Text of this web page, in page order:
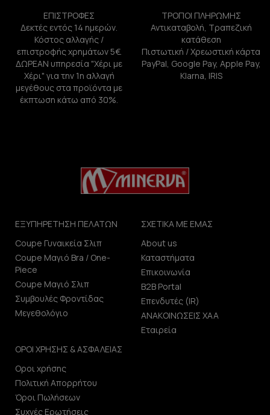
ΕΠΙΣΤΡΟΦΕΣ
Δεκτές εντός 14 ημερών.
Κόστος αλλαγής /
επιστροφής χρημάτων 5€.
ΔΩΡΕΑΝ υπηρεσία "Χέρι με
Χέρι" για την 1η αλλαγή
μεγέθους στα προϊόντα με
έκπτωση κάτω από 30%.
ΤΡΟΠΟΙ ΠΛΗΡΩΜΗΣ
Αντικαταβολή, Τραπεζική
κατάθεση
Πιστωτική / Χρεωστική κάρτα
PayPal, Google Pay, Apple Pay,
Klarna, IRIS
ΕΞΥΠΗΡΕΤΗΣΗ ΠΕΛΑΤΩΝ
Coupe Γυναικεία Σλιπ
Coupe Μαγιό Bra / One-
Piece
Coupe Μαγιό Σλιπ
Συμβουλές Φροντίδας
Μεγεθολόγιο
ΣΧΕΤΙΚΑ ΜΕ ΕΜΑΣ
About us
Καταστήματα
Επικοινωνία
B2B Portal
Επενδυτές (IR)
ΑΝΑΚΟΙΝΩΣΕΙΣ ΧΑΑ
Εταιρεία
ΟΡΟΙ ΧΡΗΣΗΣ & ΑΣΦΑΛΕΙΑΣ
Οροι χρήσης
Πολιτική Απορρήτου
Όροι Πωλήσεων
Συχνές Ερωτήσεις